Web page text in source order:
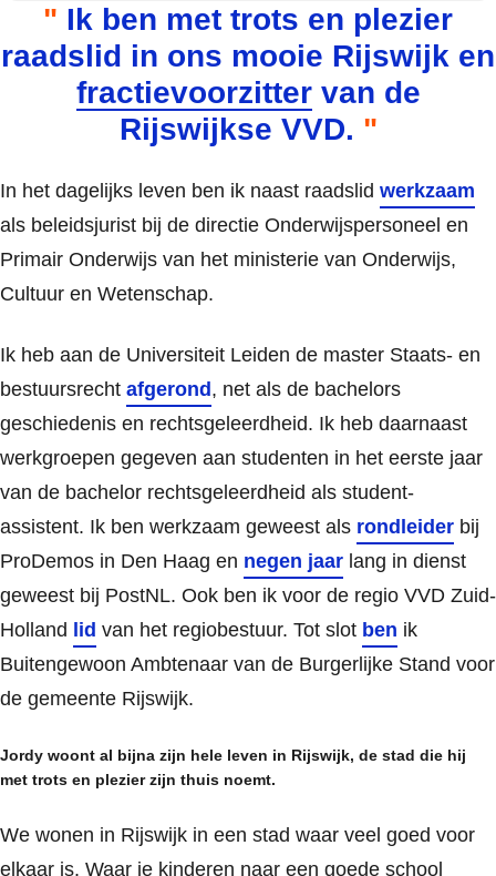
Ik ben met trots en plezier
raadslid in ons mooie Rijswijk en
fractievoorzittervan de
Rijswijkse VVD.
In het dagelijks leven ben ik naast raadslid werkzaam
als beleidsjurist bij de directie Onderwijspersoneel en
Primair Onderwijs van het ministerie van Onderwijs,
Cultuur en Wetenschap.
Ik heb aan de Universiteit Leiden de master Staats- en
bestuursrecht afgerond, net als de bachelors
geschiedenis en rechtsgeleerdheid. Ik heb daarnaast
werkgroepen gegeven aan studenten in het eerste jaar
van de bachelor rechtsgeleerdheid als student-
assistent. Ik ben werkzaam geweest als rondleider bij
ProDemos in Den Haag en negen jaar lang in dienst
geweest bij PostNL. Ook ben ik voor de regio VVD Zuid-
Holland lid van het regiobestuur. Tot slot ben ik
Buitengewoon Ambtenaar van de Burgerlijke Stand voor
de gemeente Rijswijk.
Jordy woont al bijna zijn hele leven in Rijswijk, de stad die hij
met trots en plezier zijn thuis noemt.
We wonen in Rijswijk in een stad waar veel goed voor
elkaar is. Waar je kinderen naar een goede school